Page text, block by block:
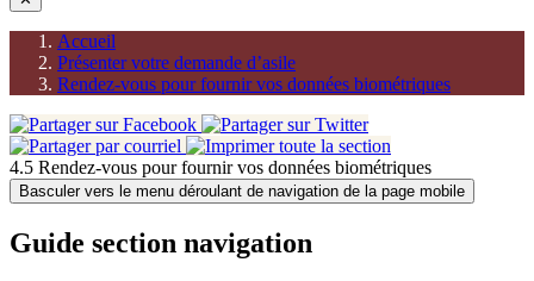
Accueil
Présenter votre demande d’asile
Rendez-vous pour fournir vos données biométriques
4.5 Rendez-vous pour fournir vos données biométriques
Basculer vers le menu déroulant de navigation de la page mobile
Guide section navigation